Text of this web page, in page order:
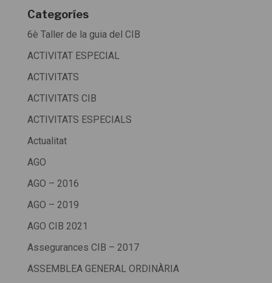
Categoríes
6è Taller de la guia del CIB
ACTIVITAT ESPECIAL
ACTIVITATS
ACTIVITATS CIB
ACTIVITATS ESPECIALS
Actualitat
AGO
AGO – 2016
AGO – 2019
AGO CIB 2021
Assegurances CIB – 2017
ASSEMBLEA GENERAL ORDINÀRIA